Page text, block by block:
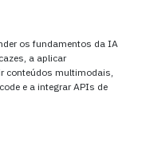
os fundamentos da IA
a aplicar
conteúdos multimodais,
e a integrar APIs de